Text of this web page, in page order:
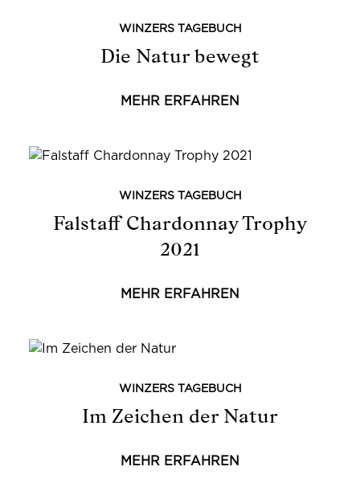
WINZERS TAGEBUCH
Die Natur bewegt
MEHR ERFAHREN
WINZERS TAGEBUCH
Falstaff Chardonnay Trophy
2021
MEHR ERFAHREN
WINZERS TAGEBUCH
Im Zeichen der Natur
MEHR ERFAHREN